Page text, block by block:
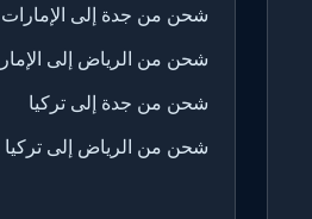
شحن من جدة إلى الإمارات
شحن من الرياض إلى
شحن من جدة إلى تركيا
شحن من الرياض إلى تركيا